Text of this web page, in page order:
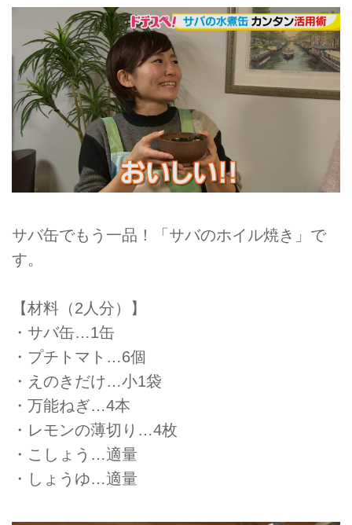
サバ缶でもう一品！「サバのホイル焼き」で
す。
【材料（2人分）】
・サバ缶…1缶
・プチトマト…6個
・えのきだけ…小1袋
・万能ねぎ…4本
・レモンの薄切り…4枚
・こしょう…適量
・しょうゆ…適量